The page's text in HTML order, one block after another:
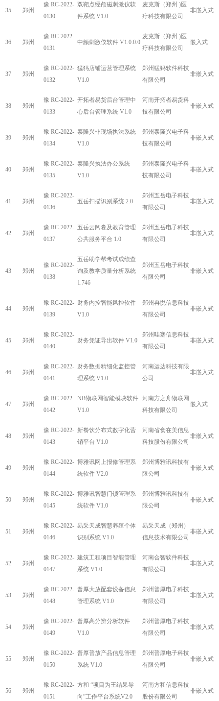
35 郑州
豫 RC-2022-
0130
双靶点经颅磁刺激仪软
件系统 V1.0
麦克斯（郑州 )医
疗科技有限公司
非嵌入式
36 郑州
豫 RC-2022-
0131
中频刺激仪软件 V1.0.0.0
麦克斯（郑州 )医
疗科技有限公司
嵌入式
37 郑州
豫 RC-2022-
0132
猛犸店铺运营管理系统
V1.0
郑州猛犸软件科技
有限公司
非嵌入式
38 郑州
豫 RC-2022-
0133
开拓者易货后台管理中
心后台管理系统 V1.0
河南开拓者易货科
技有限公司
非嵌入式
39 郑州
豫 RC-2022-
0134
泰隆兴非现场执法系统
V1.0
郑州泰隆兴电子科
技有限公司
非嵌入式
40 郑州
豫 RC-2022-
0135
泰隆兴执法办公系统
V1.0
郑州泰隆兴电子科
技有限公司
非嵌入式
41 郑州
豫 RC-2022-
0136
五岳扫描识别系统 2.0
郑州五岳电子科技
有限公司
非嵌入式
42 郑州
豫 RC-2022-
0137
五岳云阅卷及教育管理
公共服务平台 1.0
郑州五岳电子科技
有限公司
非嵌入式
43 郑州
豫 RC-2022-
0138
五岳助学帮考试成绩查
询及教学质量分析系统
1.746
郑州五岳电子科技
有限公司
非嵌入式
44 郑州
豫 RC-2022-
0139
财务内控智能风控软件
V1.0
郑州冉悦信息科技
有限公司
非嵌入式
45 郑州
豫 RC-2022-
0140
财务凭证导出软件 V1.0
郑州哇塞信息科技
有限公司
非嵌入式
46 郑州
豫 RC-2022-
0141
财务数据精细化监控管
理系统 V1.0
河南运达科技有限
公司
非嵌入式
47 郑州
豫 RC-2022-
0142
NB物联网智能模块软件
V1.0
河南方之舟物联网
科技有限公司
嵌入式
48 郑州
豫 RC-2022-
0143
新餐饮分布式数字化营
销平台 V1.0
河南省食在美信息
科技股份有限公司
非嵌入式
49 郑州
豫 RC-2022-
0144
博雅讯网上报修管理系
统软件 V2.0
郑州博雅讯科技有
限公司
非嵌入式
50 郑州
豫 RC-2022-
0145
博雅讯智慧门锁管理系
统软件 V1.0
郑州博雅讯科技有
限公司
非嵌入式
51 郑州
豫 RC-2022-
0146
易采天成智慧养殖个体
识别系统 V1.0
易采天成（郑州）
信息技术有限公司
非嵌入式
52 郑州
豫 RC-2022-
0147
建筑工程项目智能管理
系统 V1.0
河南合智软件科技
有限公司
非嵌入式
53 郑州
豫 RC-2022-
0148
普厚大放配套设备信息
管理系统 V1.0
郑州普厚电子科技
有限公司
非嵌入式
54 郑州
豫 RC-2022-
0149
普厚高分辨分析软件
V1.0
郑州普厚电子科技
有限公司
非嵌入式
55 郑州
豫 RC-2022-
0150
普厚普放产品信息管理
系统 V1.0
郑州普厚电子科技
有限公司
非嵌入式
56 郑州
豫 RC-2022-
0151
方和 “项目为王结果导
向”工作平台系统V2.0
河南方和信息科技
股份有限公司
非嵌入式